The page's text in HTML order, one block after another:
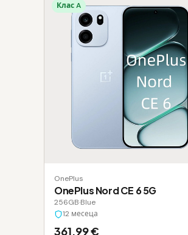
Клас A
OnePlus
OnePlus Nord CE 6 5G
256GB·Blue
12 месеца
361,99 €